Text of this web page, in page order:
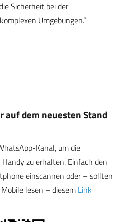
Sicherheit bei der
Umgebungen.“
auf dem neuesten Stand
Kanal, um die
zu erhalten. Einfach den
einscannen oder – sollten
lesen – diesem Link